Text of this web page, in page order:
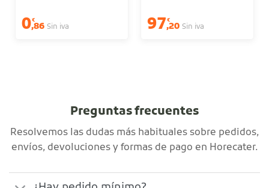
0€
,86 Sin iva 97€
,20 Sin iva
Preguntas frecuentes
Resolvemos las dudas más habituales sobre pedidos,
envíos, devoluciones y formas de pago en Horecater.